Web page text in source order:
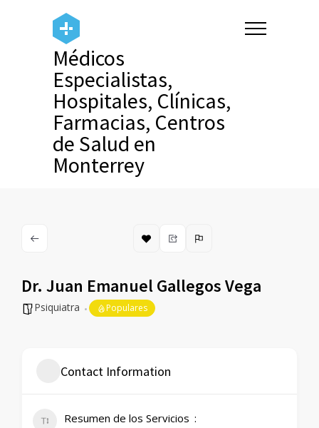
Médicos
Especialistas,
Hospitales, Clínicas,
Farmacias, Centros
de Salud en
Monterrey
Dr. Juan Emanuel Gallegos Vega
Psiquiatra Populares
Contact Information
Resumen de los Servicios